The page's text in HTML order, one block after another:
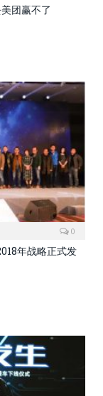
团赢不了
0
年战略正式发